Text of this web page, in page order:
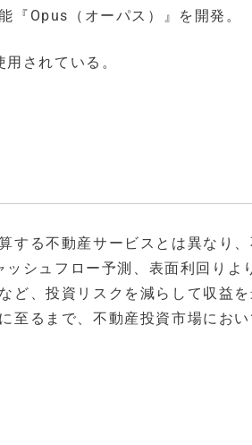
『Opus（オーパス）』を開発。
されている。
する不動産サービスとは異なり
シュフロー予測、表面利回りよ
ど、投資リスクを減らして収益
至るまで、不動産投資市場にお